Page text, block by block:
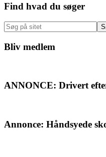
Primær
Sidebar
Find hvad du søger
Søg
på
sitet
Bliv medlem
ANNONCE: Drivert
Annonce: Håndsyede